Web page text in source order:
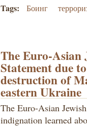
Tags: Боинг
The Euro-Asian
Statement due
destruction of
eastern Ukraine
The Euro-Asian
indignation learned